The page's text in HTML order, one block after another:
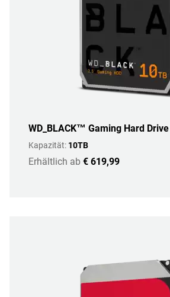
WD_BLACK™ Gaming Hard
Kapazität: 10TB
Erhältlich ab € 619,99